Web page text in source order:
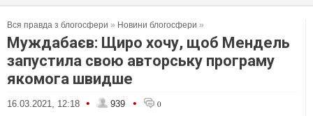
Вся правда з блогосфери » Новини блогосфери »
Муждабаєв: Щиро хочу, щоб Мендель
запустила свою авторську програму
якомога швидше
16.03.2021, 12:18 • 939 • 0